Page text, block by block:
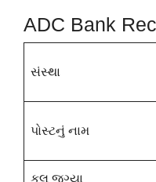
ADC Bank
સંસ્થા
પોસ્ટનું નામ
કુલ જગ્યા